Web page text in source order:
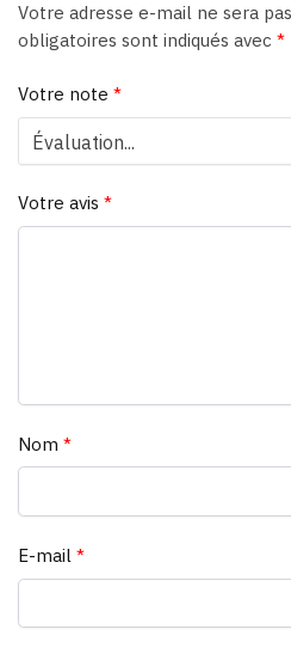
Votre adresse e-mail ne sera
obligatoires sont indiqués avec *
Votre note *
Votre avis *
Nom *
E-mail *